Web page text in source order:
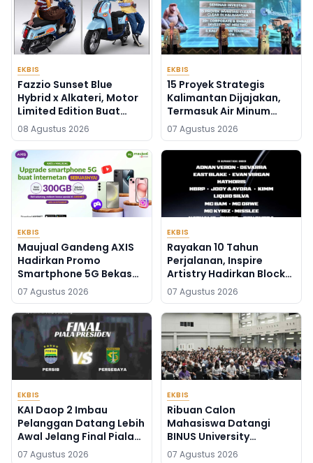
EKBIS
Fazzio Sunset Blue
Hybrid x Alkateri, Motor
Limited Edition Buat
Nyempurnain Look
Retro-Future Lo
08 Agustus 2026
EKBIS
15 Proyek Strategis
Kalimantan Dijajakan,
Termasuk Air Minum
Sepaku-Semoi dan
Energi Sampah Palangka
Raya
07 Agustus 2026
EKBIS
Maujual Gandeng AXIS
Hadirkan Promo
Smartphone 5G Bekas
dengan Bonus Kuota
07 Agustus 2026
EKBIS
Rayakan 10 Tahun
Perjalanan, Inspire
Artistry Hadirkan Block
Party Terbesar di
Jakarta
07 Agustus 2026
EKBIS
KAI Daop 2 Imbau
Pelanggan Datang Lebih
Awal Jelang Final Piala
Presiden 2026
07 Agustus 2026
EKBIS
Ribuan Calon
Mahasiswa Datangi
BINUS University
Wujudkan Langkah Awal
07 Agustus 2026